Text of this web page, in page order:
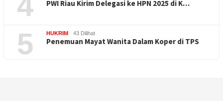
PWI Riau Kirim Delegasi ke HPN 2025 di K…
5 HUKRIM 43 Dilihat
Penemuan Mayat Wanita Dalam Koper di TPS